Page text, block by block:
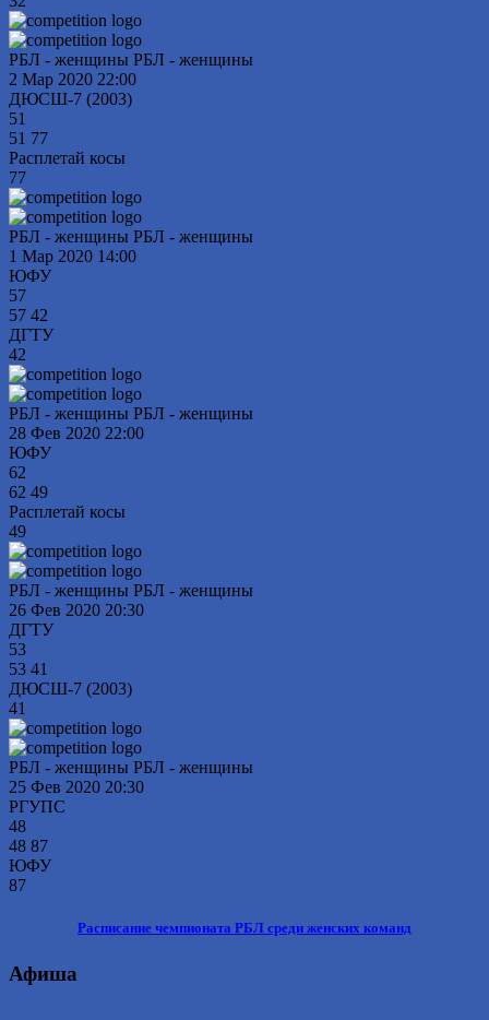
РБЛ - женщины РБЛ - женщины
2 Мар 2020 22:00
ДЮСШ-7 (2003)
51
51 77
Расплетай косы
77
РБЛ - женщины РБЛ - женщины
1 Мар 2020 14:00
ЮФУ
57
57 42
ДГТУ
42
РБЛ - женщины РБЛ - женщины
28 Фев 2020 22:00
ЮФУ
62
62 49
Расплетай косы
49
РБЛ - женщины РБЛ - женщины
26 Фев 2020 20:30
ДГТУ
53
53 41
ДЮСШ-7 (2003)
41
РБЛ - женщины РБЛ - женщины
25 Фев 2020 20:30
РГУПС
48
48 87
ЮФУ
87
Расписание чемпионата РБЛ среди женских команд
Афиша